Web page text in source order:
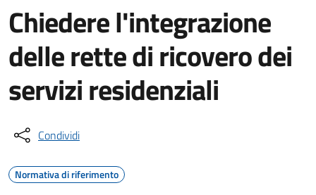
Chiedere l'integrazione
delle rette di ricovero dei
servizi residenziali
Condividi
Normativa di riferimento